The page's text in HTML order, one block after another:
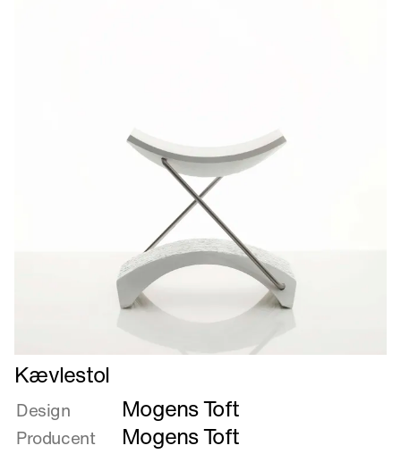
Læs
mere
om
Kævlestol
Kævlestol
Design Mogens Toft
Producent Mogens Toft